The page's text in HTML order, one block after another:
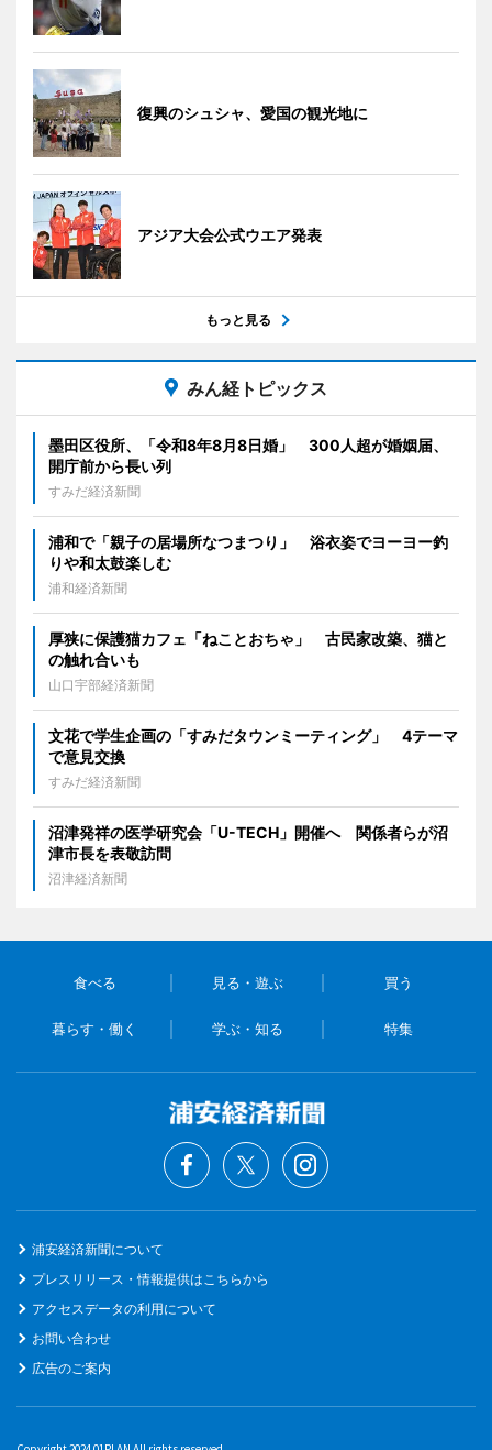
復興のシュシャ、愛国の観光地に
アジア大会公式ウエア発表
もっと見る
みん経トピックス
墨田区役所、「令和8年8月8日婚」 300人超が婚姻届、
開庁前から長い列
すみだ経済新聞
浦和で「親子の居場所なつまつり」 浴衣姿でヨーヨー釣
りや和太鼓楽しむ
浦和経済新聞
厚狭に保護猫カフェ「ねことおちゃ」 古民家改築、猫と
の触れ合いも
山口宇部経済新聞
文花で学生企画の「すみだタウンミーティング」 4テーマ
で意見交換
すみだ経済新聞
沼津発祥の医学研究会「U-TECH」開催へ 関係者らが沼
津市長を表敬訪問
沼津経済新聞
食べる 見る・遊ぶ 買う
暮らす・働く 学ぶ・知る 特集
浦安経済新聞について
プレスリリース・情報提供はこちらから
アクセスデータの利用について
お問い合わせ
広告のご案内